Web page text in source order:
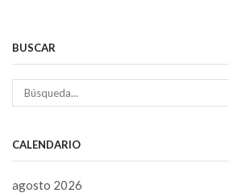
BUSCAR
CALENDARIO
agosto 2026